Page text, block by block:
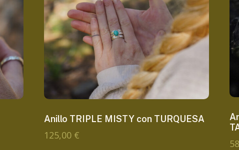
Anillo TRIPLE MISTY con TURQUESA
125,00 €